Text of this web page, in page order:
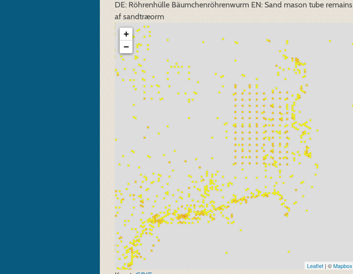
DE: Röhrenhülle Bäumchenröhrenwurm EN: Sand mason tube remains
af sandtræorm
+
−
Leaflet| ©Mapbox